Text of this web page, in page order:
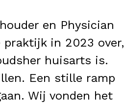
en Physician
praktijk in 2023 over,
huisarts is.
Een stille ramp
Wij vonden het